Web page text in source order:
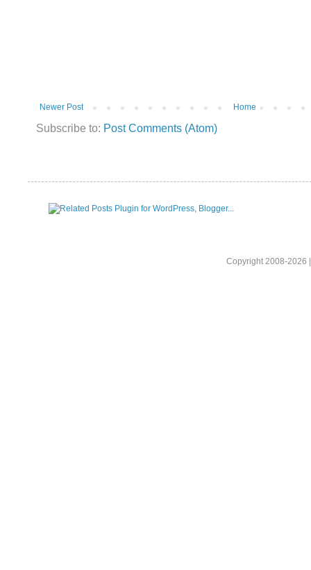
Newer Post Home
Subscribe to: Post Comments (Atom)
Copyright 2008-2026